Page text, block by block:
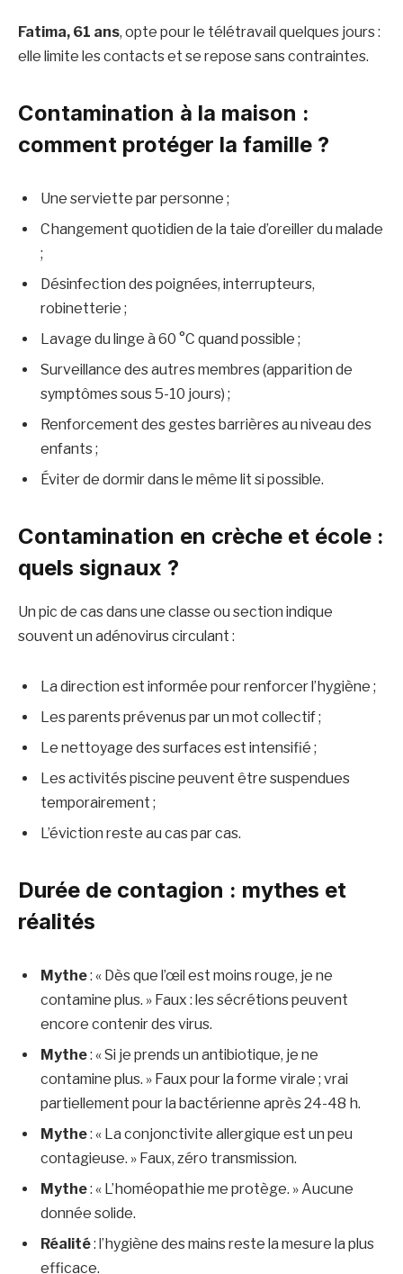
Fatima, 61 ans, opte pour le télétravail quelques jours :
elle limite les contacts et se repose sans contraintes.
Contamination à la maison :
comment protéger la famille ?
Une serviette par personne ;
Changement quotidien de la taie d’oreiller du malade
;
Désinfection des poignées, interrupteurs,
robinetterie ;
Lavage du linge à 60 °C quand possible ;
Surveillance des autres membres (apparition de
symptômes sous 5-10 jours) ;
Renforcement des gestes barrières au niveau des
enfants ;
Éviter de dormir dans le même lit si possible.
Contamination en crèche et école :
quels signaux ?
Un pic de cas dans une classe ou section indique
souvent un adénovirus circulant :
La direction est informée pour renforcer l’hygiène ;
Les parents prévenus par un mot collectif ;
Le nettoyage des surfaces est intensifié ;
Les activités piscine peuvent être suspendues
temporairement ;
L’éviction reste au cas par cas.
Durée de contagion : mythes et
réalités
Mythe: « Dès que l’œil est moins rouge, je ne
contamine plus. » Faux : les sécrétions peuvent
encore contenir des virus.
Mythe: « Si je prends un antibiotique, je ne
contamine plus. » Faux pour la forme virale ; vrai
partiellement pour la bactérienne après 24-48 h.
Mythe: « La conjonctivite allergique est un peu
contagieuse. » Faux, zéro transmission.
Mythe: « L’homéopathie me protège. » Aucune
donnée solide.
Réalité: l’hygiène des mains reste la mesure la plus
efficace.